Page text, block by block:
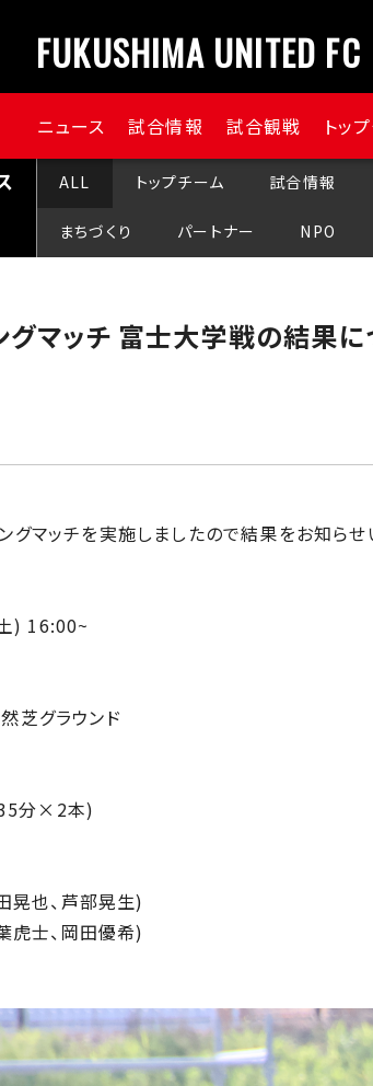
FUKUSHIMA UNITED FC
ニュース 試合情報 試合観戦 トッ
ALL トップチーム 試合情報
まちづくり パートナー NPO
グマッチ 富士大学戦の結果に
グマッチを実施しましたので結果をお知らせ
) 16:00~
芝グラウンド
分×2本)
也、芦部晃生)
士、岡田優希)